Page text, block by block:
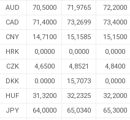
AUD
70,5000 71,9765
72,2000
CAD
71,4000 73,2699
73,4000
CNY
14,7100 15,1585
15,1500
HRK
0,0000 0,0000
0,0000
CZK
4,6500 4,8521
4,8400
DKK
0.0000 15,7073
0,0000
HUF
31,3200 32,2325
32,2000
JPY
64,0000 65,0340
65,3000